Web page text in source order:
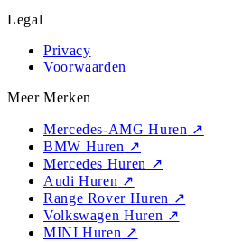
Legal
Privacy
Voorwaarden
Meer Merken
Mercedes-AMG Huren ↗
BMW Huren ↗
Mercedes Huren ↗
Audi Huren ↗
Range Rover Huren ↗
Volkswagen Huren ↗
MINI Huren ↗